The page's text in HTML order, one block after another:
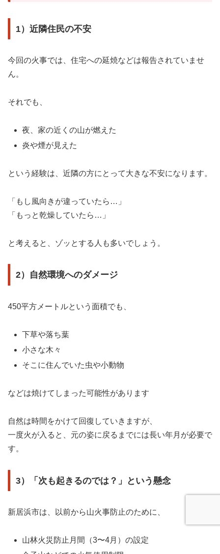
1）近隣住民の不安
今回の火事では、住宅への延焼などは報告されていませ
ん。
それでも、
夜、家の近くの山が燃えた
炎や煙が見えた
という経験は、近隣の方にとって大きな不安になります。
「もし風向きが違っていたら…」
「もっと乾燥していたら…」
と考えると、ゾッとする人も多いでしょう。
2）自然環境へのダメージ
450平方メートルという面積でも、
下草や落ち葉
小さな木々
そこに住んでいた虫や小動物
などは焼けてしまった可能性があります
自然は時間をかけて回復していきますが、
一度火が入ると、元の姿に戻るまでには長い年月が必要で
す。
3）「次も起きるのでは？」という懸念
新居浜市は、以前から山火事防止のために、
山林火災防止月間（3〜4月）の設定